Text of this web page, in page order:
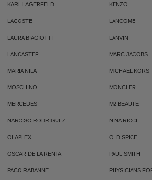
KARL LAGERFELD KENZO
LACOSTE LANCOME
LAURA BIAGIOTTI LANVIN
LANCASTER MARC JACOBS
MARIA NILA MICHAEL KORS
MOSCHINO MONCLER
MERCEDES M2 BEAUTE
NARCISO RODRIGUEZ NINA RICCI
OLAPLEX OLD SPICE
OSCAR DE LA RENTA PAUL SMITH
PACO RABANNE PHYSICIANS